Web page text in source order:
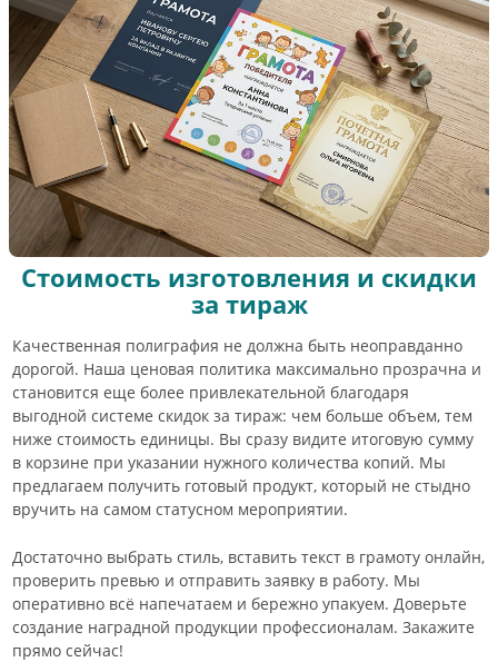
Стоимость изготовления и скидки
за тираж
Качественная полиграфия не должна быть неоправданно
дорогой. Наша ценовая политика максимально прозрачна и
становится еще более привлекательной благодаря
выгодной системе скидок за тираж: чем больше объем, тем
ниже стоимость единицы. Вы сразу видите итоговую сумму
в корзине при указании нужного количества копий. Мы
предлагаем получить готовый продукт, который не стыдно
вручить на самом статусном мероприятии.
Достаточно выбрать стиль, вставить текст в грамоту онлайн,
проверить превью и отправить заявку в работу. Мы
оперативно всё напечатаем и бережно упакуем. Доверьте
создание наградной продукции профессионалам. Закажите
прямо сейчас!